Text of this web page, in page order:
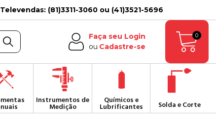
Televendas: (81)3311-3060 ou (41)3521-5696
Faça seu Login
ou Cadastre-se
0
Instrumentos de
Medição
Químicos e
Lubrificantes Solda e Corte